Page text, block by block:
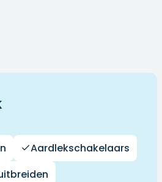
Aardlekschakelaars